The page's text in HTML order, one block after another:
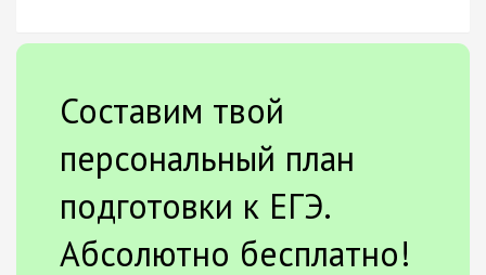
Составим твой
персональный план
подготовки к ЕГЭ.
Абсолютно бесплатно!